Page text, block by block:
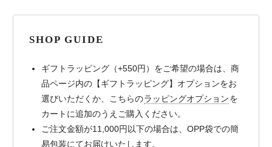
SHOP GUIDE
ギフトラッピング（+550円）をご希望の場合は、商
品ページ内の【ギフトラッピング】オプションをお
選びいただくか、こちらのラッピングオプションを
カートに追加のうえご購入ください。
ご注文金額が11,000円以下の場合は、OPP袋での簡
易包装にてお届けいたします。